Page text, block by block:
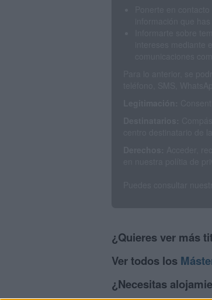
¿Quieres ver más
Ver todos los
¿Necesitas